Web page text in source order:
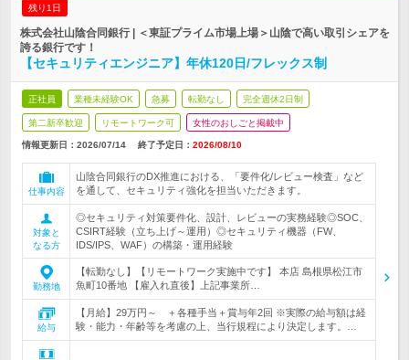
残り1日
株式会社山陰合同銀行 | ＜東証プライム市場上場＞山陰で高い取引シェアを
誇る銀行です！
【セキュリティエンジニア】年休120日/フレックス制
正社員 業種未経験OK 急募 転勤なし 完全週休2日制
第二新卒歓迎 リモートワーク可 女性のおしごと掲載中
情報更新日：2026/07/14 終了予定日： 2026/08/10
仕事内容
山陰合同銀行のDX推進における、「要件化/レビュー検査」など
を通して、セキュリティ強化を担当いただきます。
対象と
なる方
◎セキュリティ対策要件化、設計、レビューの実務経験◎SOC、
CSIRT経験（立ち上げ～運用）◎セキュリティ機器（FW、
IDS/IPS、WAF）の構築・運用経験
勤務地
【転勤なし】【リモートワーク実施中です】 本店 島根県松江市
魚町10番地 【雇入れ直後】上記事業所…
給与
【月給】29万円～ ＋各種手当＋賞与年2回 ※実際の給与額は経
験・能力・年齢等を考慮の上、当行規程により決定します。…